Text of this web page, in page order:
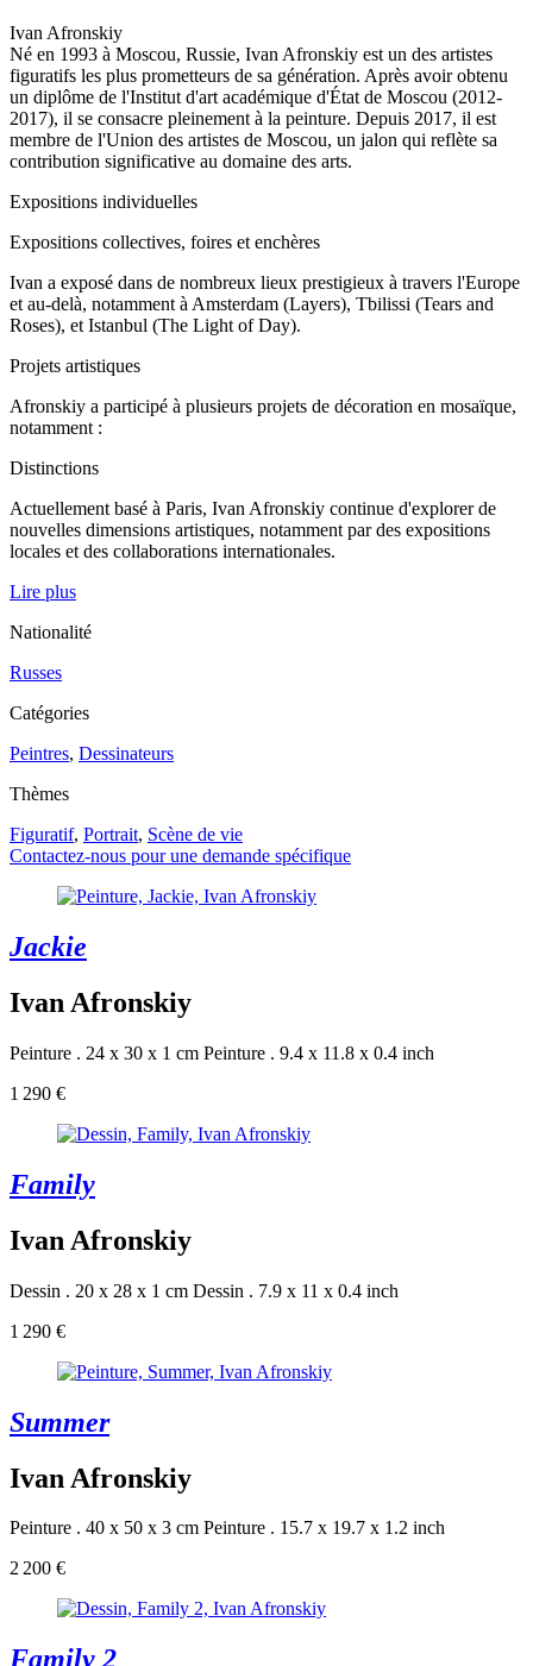
Ivan Afronskiy
Né en 1993 à Moscou, Russie, Ivan Afronskiy est un des artistes
figuratifs les plus prometteurs de sa génération. Après avoir obtenu
un diplôme de l'Institut d'art académique d'État de Moscou (2012-
2017), il se consacre pleinement à la peinture. Depuis 2017, il est
membre de l'Union des artistes de Moscou, un jalon qui reflète sa
contribution significative au domaine des arts.
Expositions individuelles
Expositions collectives, foires et enchères
Ivan a exposé dans de nombreux lieux prestigieux à travers l'Europe
et au-delà, notamment à Amsterdam (Layers), Tbilissi (Tears and
Roses), et Istanbul (The Light of Day).
Projets artistiques
Afronskiy a participé à plusieurs projets de décoration en mosaïque,
notamment :
Distinctions
Actuellement basé à Paris, Ivan Afronskiy continue d'explorer de
nouvelles dimensions artistiques, notamment par des expositions
locales et des collaborations internationales.
Lire plus
Nationalité
Russes
Catégories
Peintres, Dessinateurs
Thèmes
Figuratif, Portrait, Scène de vie
Contactez-nous pour une demande spécifique
Jackie
Ivan Afronskiy
Peinture . 24 x 30 x 1 cm Peinture . 9.4 x 11.8 x 0.4 inch
1 290 €
Family
Ivan Afronskiy
Dessin . 20 x 28 x 1 cm Dessin . 7.9 x 11 x 0.4 inch
1 290 €
Summer
Ivan Afronskiy
Peinture . 40 x 50 x 3 cm Peinture . 15.7 x 19.7 x 1.2 inch
2 200 €
Family 2